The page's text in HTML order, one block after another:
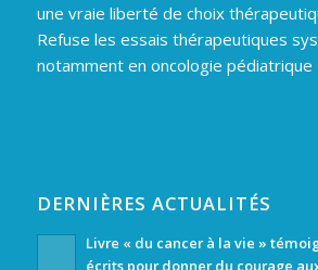
une vraie liberté de choix
Refuse les essais thérapeutiques
notamment en oncologie pédiatrique
DERNIÈRES ACTUALITÉS
Livre « du cancer à la vie »
écrits pour donner du courage